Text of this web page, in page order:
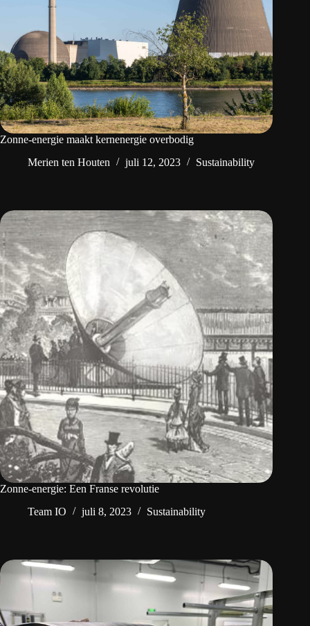
Zonne-energie maakt kernenergie overbodig
Merien ten Houten
juli 12, 2023 Sustainability
Zonne-energie: Een Franse revolutie
Team IO
juli 8, 2023 Sustainability